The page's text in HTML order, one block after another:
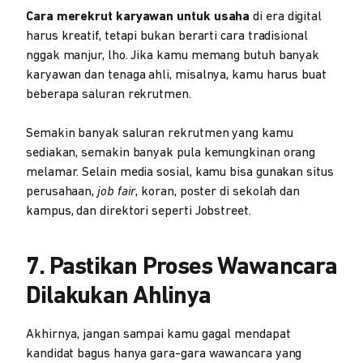
Cara merekrut karyawan untuk usaha di era digital
harus kreatif, tetapi bukan berarti cara tradisional
nggak manjur, lho. Jika kamu memang butuh banyak
karyawan dan tenaga ahli, misalnya, kamu harus buat
beberapa saluran rekrutmen.
Semakin banyak saluran rekrutmen yang kamu
sediakan, semakin banyak pula kemungkinan orang
melamar. Selain media sosial, kamu bisa gunakan situs
perusahaan,job fair, koran, poster di sekolah dan
kampus, dan direktori seperti Jobstreet.
7. Pastikan Proses Wawancara
Dilakukan Ahlinya
Akhirnya, jangan sampai kamu gagal mendapat
kandidat bagus hanya gara-gara wawancara yang